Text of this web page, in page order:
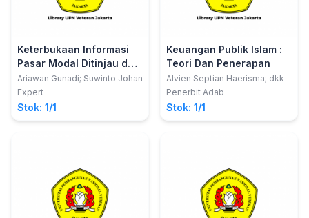
Keterbukaan Informasi
Pasar Modal Ditinjau dari
Perspektif Perundang-
undangan
Ariawan Gunadi; Suwinto Johan
Expert
Stok: 1/1
Keuangan Publik Islam :
Teori Dan Penerapan
Alvien Septian Haerisma; dkk
Penerbit Adab
Stok: 1/1